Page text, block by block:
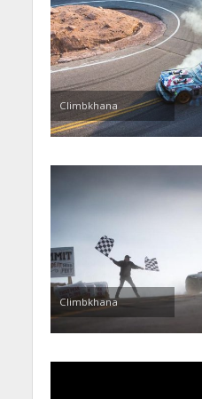
Climbkhana
Climbkhana